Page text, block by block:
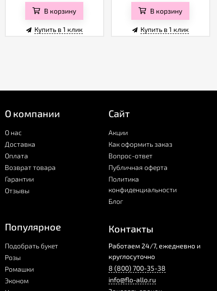
В корзину
Купить в 1 клик
В корзину
Купить в 1 клик
О компании
О нас
Доставка
Оплата
Возврат товара
Гарантии
Отзывы
Сайт
Акции
Как оформить заказ
Вопрос-ответ
Публичная оферта
Политика
конфиденциальности
Блог
Популярное
Подобрать букет
Розы
Ромашки
Эконом
Контакты
Работаем 24/7, ежедневно и
круглосуточно
8 (800) 700-35-38
info@flo-allo.ru